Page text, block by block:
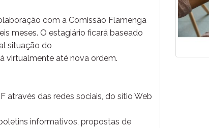
com a Comissão Flamenga
meses. O estagiário ficará baseado
situação do
virtualmente até nova ordem.
através das redes sociais, do sítio Web
informativos, propostas de